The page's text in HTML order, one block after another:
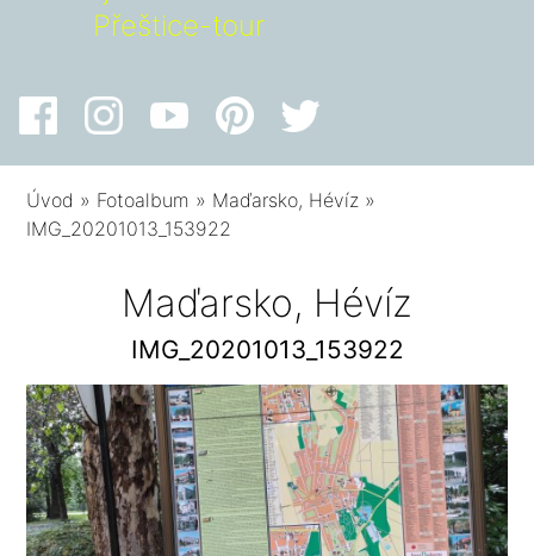
Přeštice-tour
Úvod » Fotoalbum » Maďarsko, Hévíz »
IMG_20201013_153922
Maďarsko, Hévíz
IMG_20201013_153922